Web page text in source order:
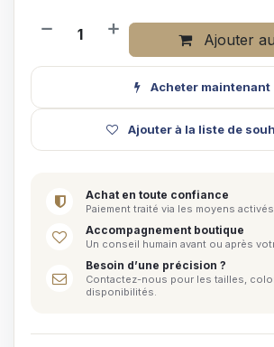
Ajouter
Acheter maintenant
Ajouter à la liste de
Achat en toute confiance
Paiement traité via les moyens
Accompagnement boutique
Un conseil humain avant ou après
Besoin d’une précision ?
Contactez-nous pour les tailles,
disponibilités.